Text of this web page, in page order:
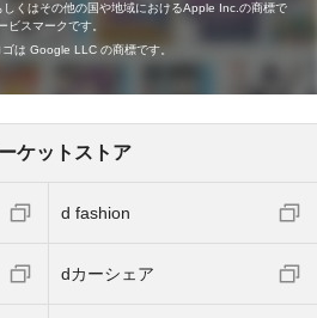
くはその他の国や地域におけるApple Inc.の商標で
スマークです。
は Google LLC の商標です。
ケットストア
d fashion
dカーシェア